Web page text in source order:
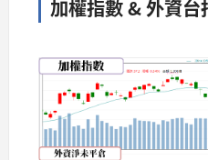
加權指數 & 外資